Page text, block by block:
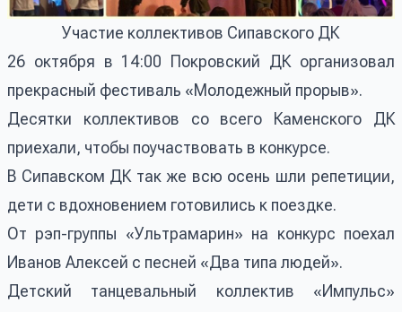
Участие коллективов Сипавского ДК
26 октября в 14:00 Покровский ДК организовал
прекрасный фестиваль «Молодежный прорыв».
Десятки коллективов со всего Каменского ДК
приехали, чтобы поучаствовать в конкурсе.
В Сипавском ДК так же всю осень шли репетиции,
дети с вдохновением готовились к поездке.
От рэп-группы «Ультрамарин» на конкурс поехал
Иванов Алексей с песней «Два типа людей».
Детский танцевальный коллектив «Импульс»